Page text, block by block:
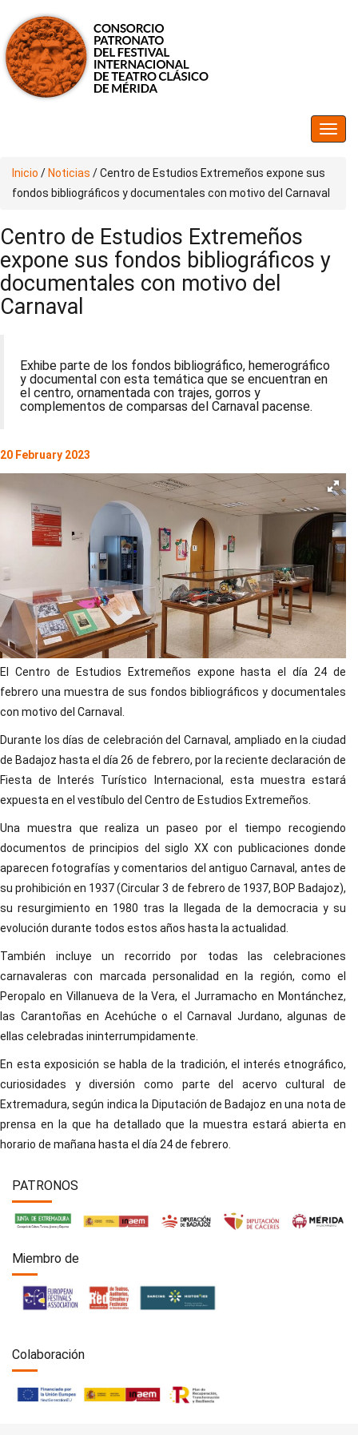
Inicio / Noticias /Centro de Estudios Extremeños expone sus
fondos bibliográficos y documentales con motivo del Carnaval
Centro de Estudios Extremeños
expone sus fondos bibliográficos y
documentales con motivo del
Carnaval
Exhibe parte de los fondos bibliográfico, hemerográfico
y documental con esta temática que se encuentran en
el centro, ornamentada con trajes, gorros y
complementos de comparsas del Carnaval pacense.
20 February 2023
El Centro de Estudios Extremeños expone hasta el día 24 de
febrero una muestra de sus fondos bibliográficos y documentales
con motivo del Carnaval.
Durante los días de celebración del Carnaval, ampliado en la ciudad
de Badajoz hasta el día 26 de febrero, por la reciente declaración de
Fiesta de Interés Turístico Internacional, esta muestra estará
expuesta en el vestíbulo del Centro de Estudios Extremeños.
Una muestra que realiza un paseo por el tiempo recogiendo
documentos de principios del siglo XX con publicaciones donde
aparecen fotografías y comentarios del antiguo Carnaval, antes de
su prohibición en 1937 (Circular 3 de febrero de 1937, BOP Badajoz),
su resurgimiento en 1980 tras la llegada de la democracia y su
evolución durante todos estos años hasta la actualidad.
También incluye un recorrido por todas las celebraciones
carnavaleras con marcada personalidad en la región, como el
Peropalo en Villanueva de la Vera, el Jurramacho en Montánchez,
las Carantoñas en Acehúche o el Carnaval Jurdano, algunas de
ellas celebradas ininterrumpidamente.
En esta exposición se habla de la tradición, el interés etnográfico,
curiosidades y diversión como parte del acervo cultural de
Extremadura, según indica la Diputación de Badajoz en una nota de
prensa en la que ha detallado que la muestra estará abierta en
horario de mañana hasta el día 24 de febrero.
PATRONOS
Miembro de
Colaboración